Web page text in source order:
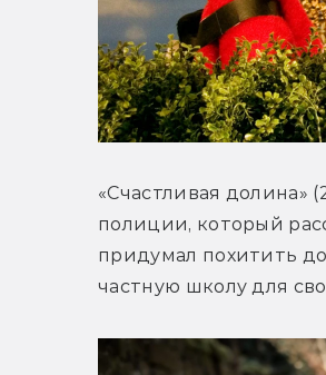
«Счастливая долина»
полиции, который
придумал похитить
частную школу для